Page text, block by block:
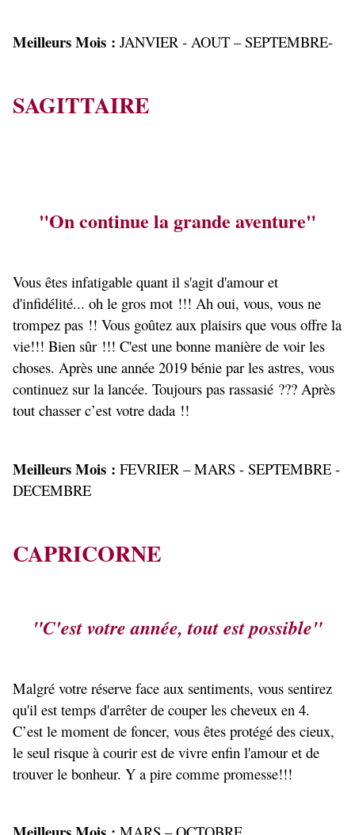
Meilleurs Mois : JANVIER - AOUT – SEPTEMBRE-
SAGITTAIRE
"On continue la grande aventure"
Vous êtes infatigable quant il s'agit d'amour et
d'infidélité... oh le gros mot !!! Ah oui, vous, vous ne
trompez pas !! Vous goûtez aux plaisirs que vous offre la
vie!!! Bien sûr !!! C'est une bonne manière de voir les
choses. Après une année 2019 bénie par les astres, vous
continuez sur la lancée. Toujours pas rassasié ??? Après
tout chasser c’est votre dada !!
Meilleurs Mois : FEVRIER – MARS - SEPTEMBRE -
DECEMBRE
CAPRICORNE
"C'est votre année, tout est possible"
Malgré votre réserve face aux sentiments, vous sentirez
qu'il est temps d'arrêter de couper les cheveux en 4.
C’est le moment de foncer, vous êtes protégé des cieux,
le seul risque à courir est de vivre enfin l'amour et de
trouver le bonheur. Y a pire comme promesse!!!